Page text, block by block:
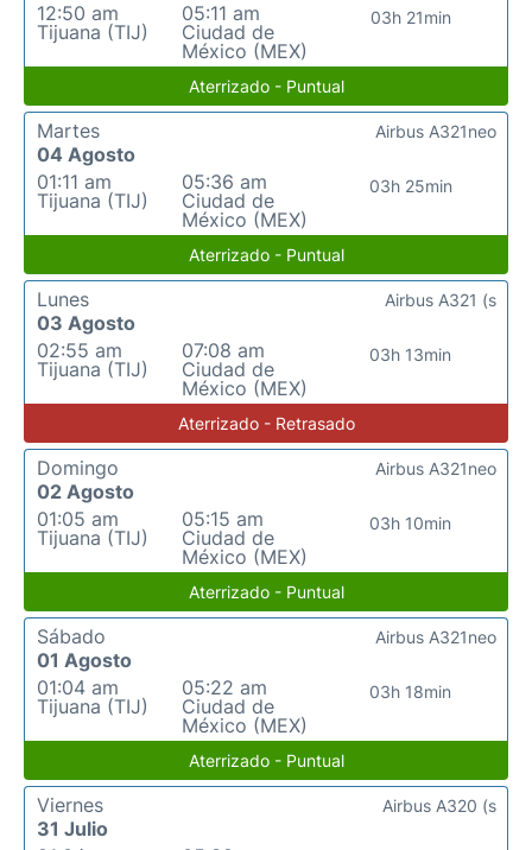
12:50 am
Tijuana (TIJ)
05:11 am
Ciudad de
México (MEX)
03h 21min
Aterrizado - Puntual
Martes
04 Agosto
01:11 am
Tijuana (TIJ)
05:36 am
Ciudad de
México (MEX)
03h 25min
Airbus A321neo
Aterrizado - Puntual
Lunes
03 Agosto
02:55 am
Tijuana (TIJ)
07:08 am
Ciudad de
México (MEX)
03h 13min
Airbus A321 (s
Aterrizado - Retrasado
Domingo
02 Agosto
01:05 am
Tijuana (TIJ)
05:15 am
Ciudad de
México (MEX)
03h 10min
Airbus A321neo
Aterrizado - Puntual
Sábado
01 Agosto
01:04 am
Tijuana (TIJ)
05:22 am
Ciudad de
México (MEX)
03h 18min
Airbus A321neo
Aterrizado - Puntual
Viernes
31 Julio
Airbus A320 (s